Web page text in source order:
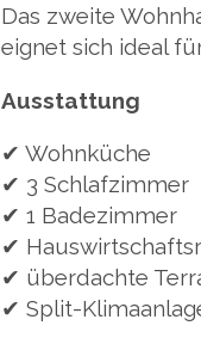
Das zweite
eignet sich ideal
Ausstattung
✔ Wohnküche
✔ 3 Schlafzimmer
✔ 1 Badezimmer
✔
✔ überdachte
✔ Split-